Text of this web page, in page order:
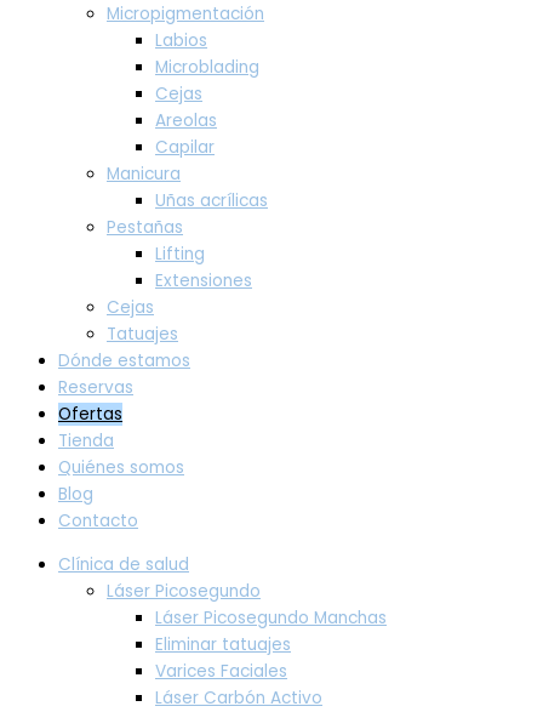
Micropigmentación
Labios
Microblading
Cejas
Areolas
Capilar
Manicura
Uñas acrílicas
Pestañas
Lifting
Extensiones
Cejas
Tatuajes
Dónde estamos
Reservas
Ofertas
Tienda
Quiénes somos
Blog
Contacto
Clínica de salud
Láser Picosegundo
Láser Picosegundo Manchas
Eliminar tatuajes
Varices Faciales
Láser Carbón Activo